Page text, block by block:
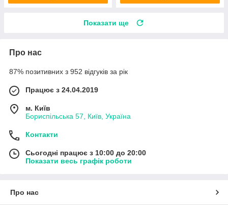
Показати ще
Про нас
87% позитивних з 952 відгуків за рік
Працює з 24.04.2019
м. Київ
Бориспільська 57, Київ, Україна
Контакти
Сьогодні працює з 10:00 до 20:00
Показати весь графік роботи
Про нас